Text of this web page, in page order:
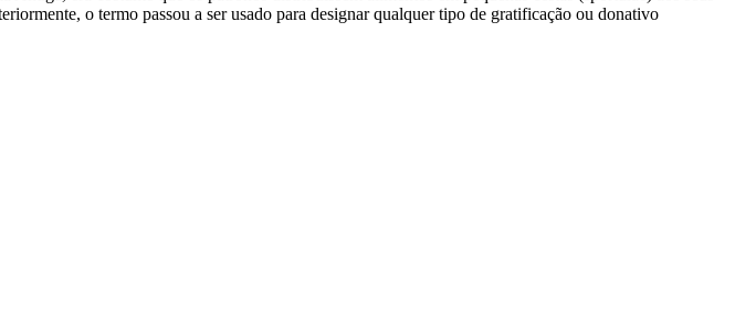
o termo passou a ser usado para designar qualquer tipo de gratificação ou donativo